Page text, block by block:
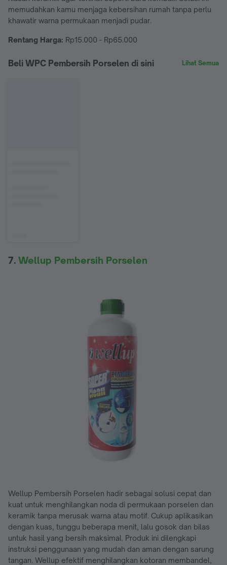
memudahkan kamu menjaga kebersihan rumah tanpa perlu
khawatir warna permukaan menjadi pudar.
Rentang Harga: Rp15.000 - Rp65.000
Beli WPC Pembersih Porselen di sini Lihat Semua
7. Wellup Pembersih Porselen
Wellup Pembersih Porselen hadir sebagai solusi cepat dan
kuat untuk menghilangkan noda di permukaan porselen dan
keramik tanpa merusak warna atau motif. Cukup aplikasikan
dengan kuas, tunggu beberapa menit, lalu gosok dan bilas
untuk hasil yang bersih maksimal. Produk ini dilengkapi
instruksi penggunaan yang mudah dan aman dengan sarung
tangan. Wellup efektif menghilangkan kotoran membandel,